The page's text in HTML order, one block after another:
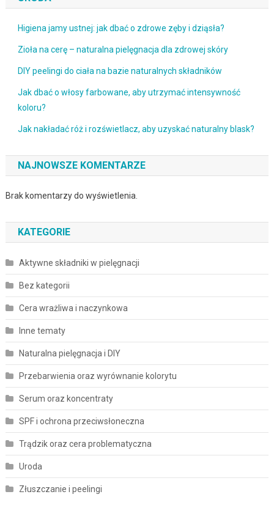
Higiena jamy ustnej: jak dbać o zdrowe zęby i dziąsła?
Zioła na cerę – naturalna pielęgnacja dla zdrowej skóry
DIY peelingi do ciała na bazie naturalnych składników
Jak dbać o włosy farbowane, aby utrzymać intensywność
koloru?
Jak nakładać róż i rozświetlacz, aby uzyskać naturalny blask?
NAJNOWSZE KOMENTARZE
Brak komentarzy do wyświetlenia.
KATEGORIE
Aktywne składniki w pielęgnacji
Bez kategorii
Cera wrażliwa i naczynkowa
Inne tematy
Naturalna pielęgnacja i DIY
Przebarwienia oraz wyrównanie kolorytu
Serum oraz koncentraty
SPF i ochrona przeciwsłoneczna
Trądzik oraz cera problematyczna
Uroda
Złuszczanie i peelingi